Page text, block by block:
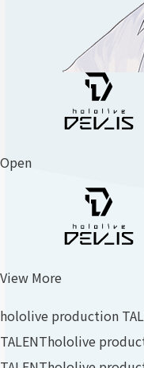
Open
View More
hololive production
TALENThololive